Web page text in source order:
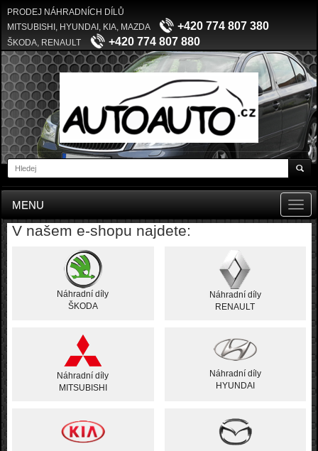
PRODEJ NÁHRADNÍCH DÍLŮ
MITSUBISHI, HYUNDAI, KIA, MAZDA
+420 774 807 380
ŠKODA, RENAULT +420 774 807 880
MENU
V našem e-shopu najdete:
Náhradní díly
ŠKODA
Náhradní díly
RENAULT
Náhradní díly
MITSUBISHI
Náhradní díly
HYUNDAI